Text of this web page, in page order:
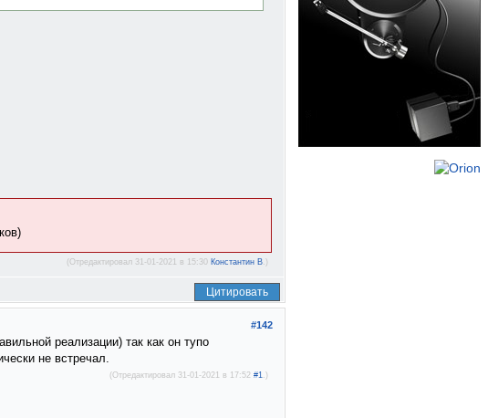
(Отредактировал 31-01-2021 в 15:30 Константин В.)
Цитировать
#142
реализации) так как он тупо
не встречал.
(Отредактировал 31-01-2021 в 17:52 #1.)